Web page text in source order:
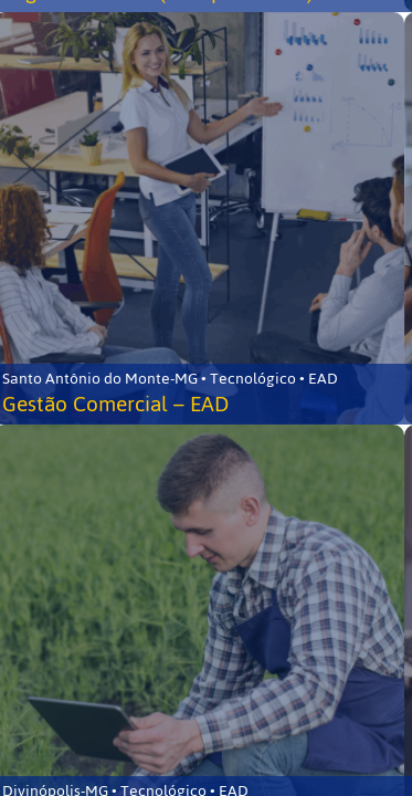
Santo Antônio do Monte-MG • Tecnológico • EAD
Gestão Comercial – EAD